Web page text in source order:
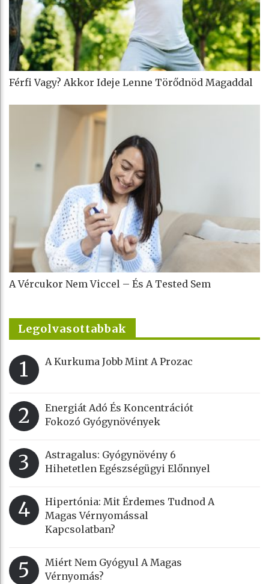
Férfi Vagy? Akkor Ideje Lenne Törődnöd Magaddal
A Vércukor Nem Viccel – És A Tested Sem
Legolvasottabbak
1 A Kurkuma Jobb Mint A Prozac
2
Energiát Adó És Koncentrációt
Fokozó Gyógynövények
3
Astragalus: Gyógynövény 6
Hihetetlen Egészségügyi Előnnyel
4
Hipertónia: Mit Érdemes Tudnod A
Magas Vérnyomással
Kapcsolatban?
5
Miért Nem Gyógyul A Magas
Vérnyomás?